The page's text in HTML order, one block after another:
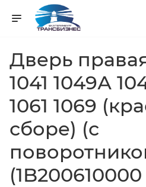
Дверь
1041 1049А
1061 1069
сборе) (с
(1B200610000